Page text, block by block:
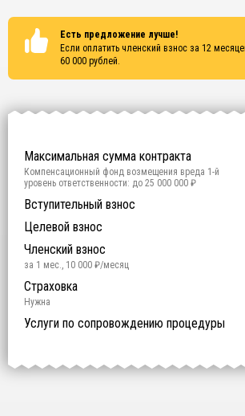
Есть предложение лучше!
Если оплатить членский взнос за 12
60 000 рублей.
Сертификаты
Максимальная сумма контракта
Компенсационный фонд возмещения вреда 1 -й
уровень ответственности: до 25 000 000 ₽
Участие в гос. тендерах и аукционах
Компенсационный фонд договорных обязательств
й уровень ответственности:
Вступительный взнос
Целевой взнос
Членский взнос
за 1 мес., 10 000 ₽/месяц
Предоставление специалистов НРС
0₽ за человека
Сертификат ISO 9001
ISO 9001
Сертификат ISO 14001
ISO 14001
Сертификат OHSAS 18001
OHSAS 18001
Страховка
Нужна
Услуги по сопровождению процедуры